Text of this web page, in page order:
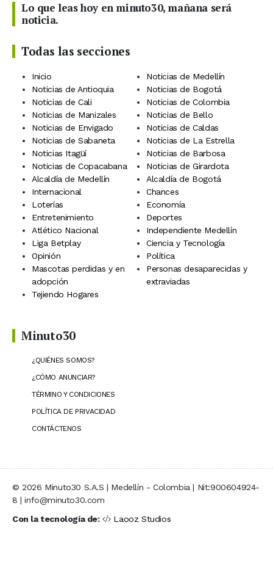
Lo que leas hoy en minuto30, mañana será
noticia.
Todas las secciones
Inicio
Noticias de Medellín
Noticias de Antioquia
Noticias de Bogotá
Noticias de Cali
Noticias de Colombia
Noticias de Manizales
Noticias de Bello
Noticias de Envigado
Noticias de Caldas
Noticias de Sabaneta
Noticias de La Estrella
Noticias Itagüí
Noticias de Barbosa
Noticias de Copacabana
Noticias de Girardota
Alcaldía de Medellín
Alcaldía de Bogotá
Internacional
Chances
Loterías
Economía
Entretenimiento
Deportes
Atlético Nacional
Independiente Medellín
Liga Betplay
Ciencia y Tecnología
Opinión
Política
Mascotas perdidas y en
adopción
Personas desaparecidas y
extraviadas
Tejiendo Hogares
Minuto30
¿QUIÉNES SOMOS?
¿CÓMO ANUNCIAR?
TÉRMINO Y CONDICIONES
POLÍTICA DE PRIVACIDAD
CONTÁCTENOS
© 2026 Minuto30 S.A.S | Medellín - Colombia | Nit:900604924-
8 | info@minuto30.com
Con la tecnología de:
Laooz Studios